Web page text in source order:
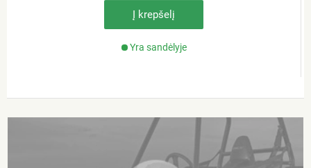
Į krepšelį
Yra sandėlyje